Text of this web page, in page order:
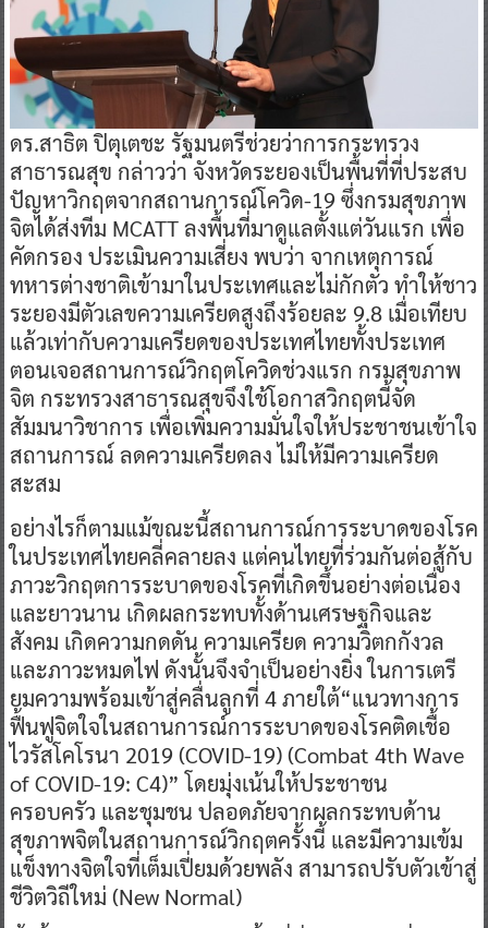
ดร.สาธิต ปิตุเตชะ รัฐมนตรีช่วยว่าการกระทรวง
สาธารณสุข กล่าวว่า จังหวัดระยองเป็นพื้นที่ที่ประสบ
ปัญหาวิกฤตจากสถานการณ์โควิด-19 ซึ่งกรมสุขภาพ
จิตได้ส่งทีม MCATT ลงพื้นที่มาดูแลตั้งแต่วันแรก เพื่อ
คัดกรอง ประเมินความเสี่ยง พบว่า จากเหตุการณ์
ทหารต่างชาติเข้ามาในประเทศและไม่กักตัว ทำให้ชาว
ระยองมีตัวเลขความเครียดสูงถึงร้อยละ 9.8 เมื่อเทียบ
แล้วเท่ากับความเครียดของประเทศไทยทั้งประเทศ
ตอนเจอสถานการณ์วิกฤตโควิดช่วงแรก กรมสุขภาพ
จิต กระทรวงสาธารณสุขจึงใช้โอกาสวิกฤตนี้จัด
สัมมนาวิชาการ เพื่อเพิ่มความมั่นใจให้ประชาชนเข้าใจ
สถานการณ์ ลดความเครียดลง ไม่ให้มีความเครียด
สะสม
อย่างไรก็ตามแม้ขณะนี้สถานการณ์การระบาดของโรค
ในประเทศไทยคลี่คลายลง แต่คนไทยที่ร่วมกันต่อสู้กับ
ภาวะวิกฤตการระบาดของโรคที่เกิดขึ้นอย่างต่อเนื่อง
และยาวนาน เกิดผลกระทบทั้งด้านเศรษฐกิจและ
สังคม เกิดความกดดัน ความเครียด ความวิตกกังวล
และภาวะหมดไฟ ดังนั้นจึงจำเป็นอย่างยิ่ง ในการเตรี
ยมความพร้อมเข้าสู่คลื่นลูกที่ 4 ภายใต้“แนวทางการ
ฟื้นฟูจิตใจในสถานการณ์การระบาดของโรคติดเชื้อ
ไวรัสโคโรนา 2019 (COVID-19) (Combat 4th Wave
of COVID-19: C4)” โดยมุ่งเน้นให้ประชาชน
ครอบครัว และชุมชน ปลอดภัยจากผลกระทบด้าน
สุขภาพจิตในสถานการณ์วิกฤตครั้งนี้ และมีความเข้ม
แข็งทางจิตใจที่เต็มเปี่ยมด้วยพลัง สามารถปรับตัวเข้าสู่
ชีวิตวิถีใหม่ (New Normal)